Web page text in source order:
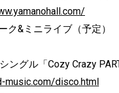
ク&ミニライブ（予定）
ングル「Cozy Crazy
music.com/disco.html